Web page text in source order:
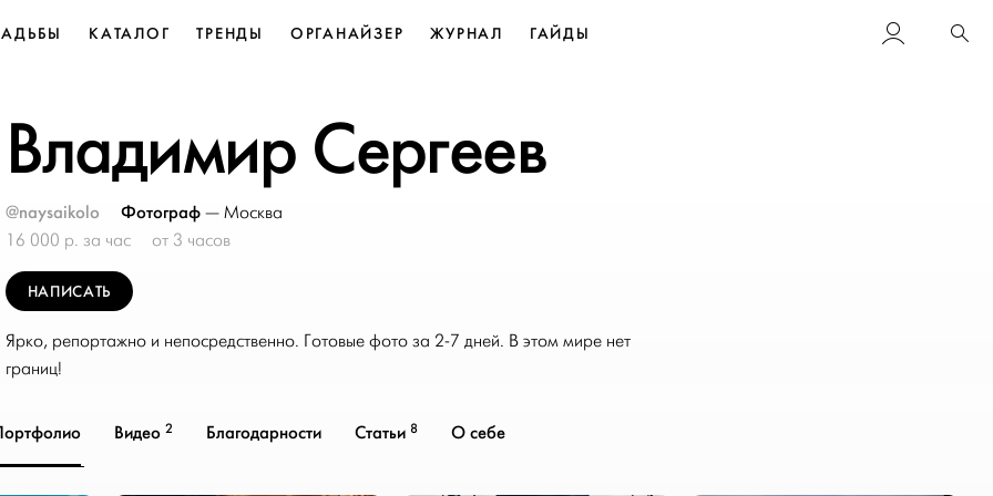
КАТАЛОГ ТРЕНДЫ ОРГАНАЙЗЕР ЖУРНАЛ ГАЙДЫ
Владимир Сергеев
@naysaikolo Фотограф — Москва
16 000 р. за час
от 3 часов
НАПИСАТЬ
Ярко, репортажно и непосредственно. Готовые фото за 2-7 дней. В этом мире нет
границ!
Видео 2 Благодарности Статьи 8 О себе